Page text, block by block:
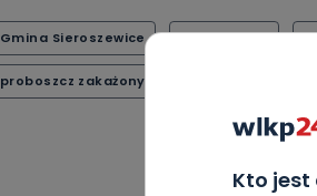
Kto
Gmina Sieroszewice koronawirus
proboszcz zakażony